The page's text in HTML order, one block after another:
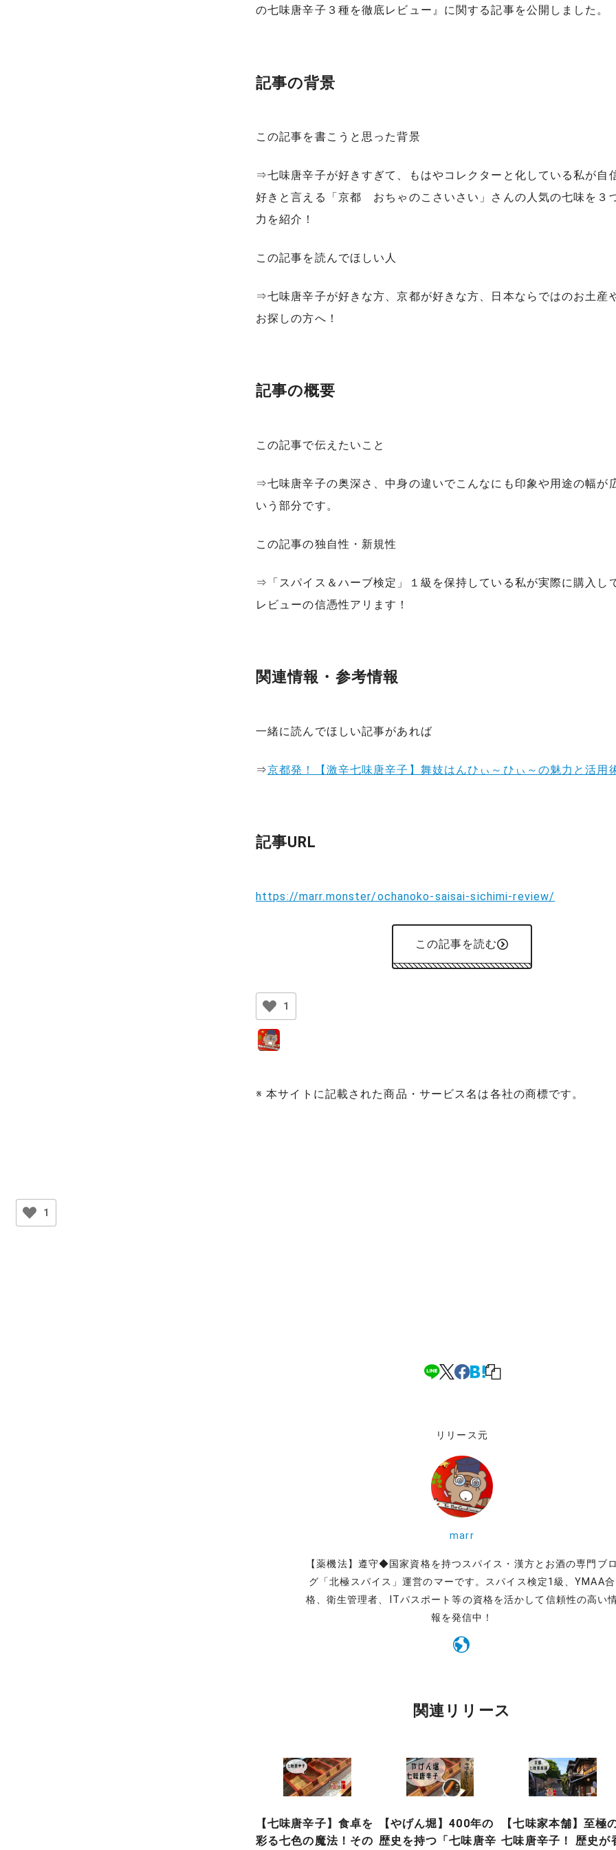
の七味唐辛子３種を徹底レビュー』に関する記事を公開しました。
記事の背景
この記事を書こうと思った背景
⇒七味唐辛子が好きすぎて、もはやコレクターと化している私が自
好きと言える「京都 おちゃのこさいさい」さんの人気の七味を３
力を紹介！
この記事を読んでほしい人
⇒七味唐辛子が好きな方、京都が好きな方、日本ならではのお土産
お探しの方へ！
記事の概要
この記事で伝えたいこと
⇒七味唐辛子の奥深さ、中身の違いでこんなにも印象や用途の幅が
いう部分です。
この記事の独自性・新規性
⇒「スパイス＆ハーブ検定」１級を保持している私が実際に購入し
レビューの信憑性アリます！
関連情報・参考情報
一緒に読んでほしい記事があれば
⇒京都発！【激辛七味唐辛子】舞妓はんひぃ～ひぃ～の魅力と活用
記事URL
https://marr.monster/ochanoko-saisai-sichimi-review/
この記事を読む
1
1
※ 本サイトに記載された商品・サービス名は各社の商標です。
リリース元
marr
【薬機法】遵守◆国家資格を持つスパイス・漢方とお酒の専門ブ
グ「北極スパイス」運営のマーです。スパイス検定1級、YMAA合
格、衛生管理者、ITパスポート等の資格を活かして信頼性の高い
報を発信中！
関連リリース
【七味唐辛子】食卓を
彩る七色の魔法！その
【やげん堀】400年の
歴史を持つ「七味唐辛
【七味家本舗】至極
七味唐辛子！ 歴史が